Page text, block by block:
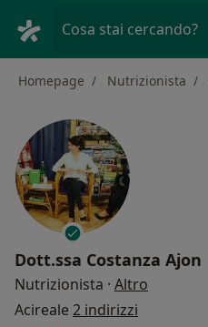
Cosa stai cercando?
Homepage Nutrizionista
Dott.ssa Costanza Ajon
Nutrizionista · Altro
Acireale 2 indirizzi